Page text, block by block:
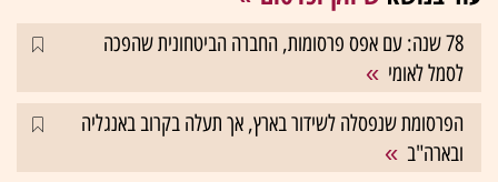
78 שנה: עם אפס פרסומות, החברה הביטחונית שהפכה
לסמל לאומי
הפרסומת שנפסלה לשידור בארץ, אך תעלה בקרוב באנגליה
ובארה"ב